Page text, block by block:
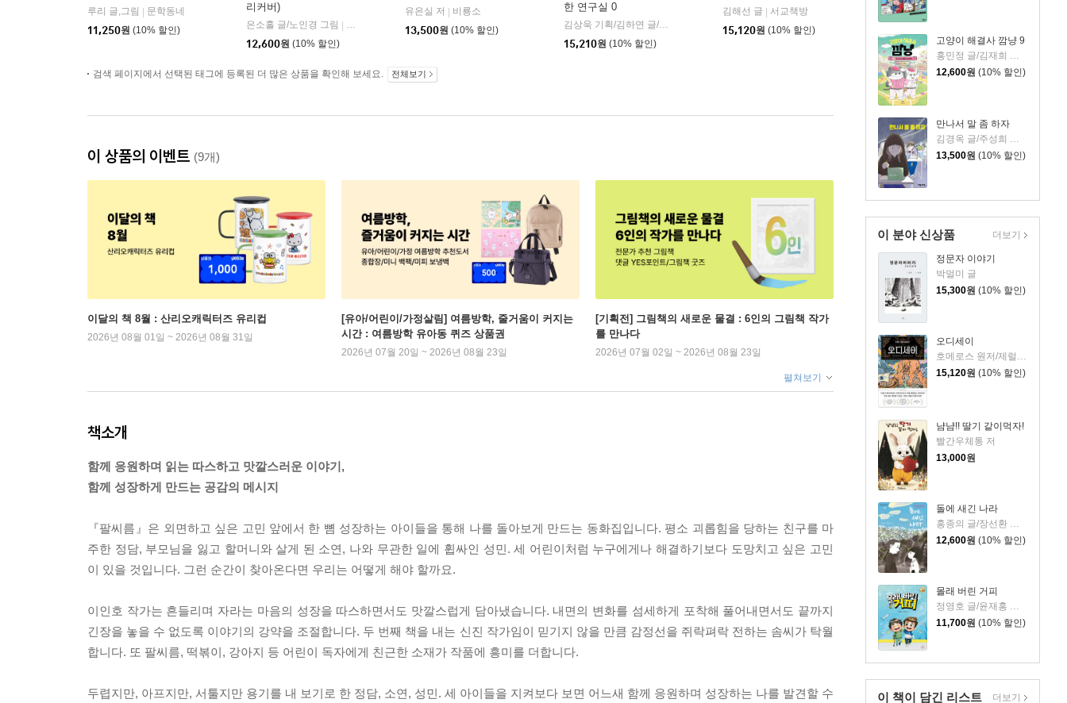
고양이 해결사 깜냥 9
홍민정 글/김재희 그림
12,600원 (10% 할인)
만나서 말 좀 하자
김경옥 글/주성희 그림
13,500원 (10% 할인)
이 분야 신상품
정문자 이야기
박멀미 글
15,300원 (10% 할인)
오디세이
호메로스 원저/제럴딘 매코크런 글/김재용 역/장시은 감수
15,120원 (10% 할인)
냠냠!! 딸기 같이먹자!
빨간우체통 저
13,000원
돌에 새긴 나라
홍종의 글/장선환 그림
12,600원 (10% 할인)
몰래 버린 거피
정영호 글/윤재홍 그림
11,700원 (10% 할인)
더보기
이 책이 담긴 리스트 더보기
루리 글,그림
문학동네
11,250원 (10% 할인)
리커버)
은소홀 글/노인경 그림
문학동네
12,600원 (10% 할인)
유은실 저
비룡소
13,500원 (10% 할인)
한 연구실 0
김상욱 기획/김하연 글/정순규 그림
아울북
15,210원 (10% 할인)
김해선 글
서교책방
15,120원 (10% 할인)
검색 페이지에서 선택된 태그에 등록된 더 많은 상품을 확인해 보세요. 전체보기
이 상품의 이벤트 (9개)
이달의 책 8월 : 산리오캐릭터즈 유리컵
2026년 08월 01일 ~ 2026년 08월 31일
[유아/어린이/가정살림] 여름방학, 줄거움이 커지는
시간 : 여름방학 유아동 퀴즈 상품권
2026년 07월 20일 ~ 2026년 08월 23일
[기획전] 그림책의 새로운 물결 : 6인의 그림책 작가
를 만나다
2026년 07월 02일 ~ 2026년 08월 23일
펼쳐보기
책소개
함께 응원하며 읽는 따스하고 맛깔스러운 이야기,
함께 성장하게 만드는 공감의 메시지
『팔씨름』은 외면하고 싶은 고민 앞에서 한 뼘 성장하는 아이들을 통해 나를 돌아보게 만드는 동화집입니다. 평소 괴롭힘을 당하는 친구를 마
주한 정담, 부모님을 잃고 할머니와 살게 된 소연, 나와 무관한 일에 휩싸인 성민. 세 어린이처럼 누구에게나 해결하기보다 도망치고 싶은 고민
이 있을 것입니다. 그런 순간이 찾아온다면 우리는 어떻게 해야 할까요.
이인호 작가는 흔들리며 자라는 마음의 성장을 따스하면서도 맛깔스럽게 담아냈습니다. 내면의 변화를 섬세하게 포착해 풀어내면서도 끝까지
긴장을 놓을 수 없도록 이야기의 강약을 조절합니다. 두 번째 책을 내는 신진 작가임이 믿기지 않을 만큼 감정선을 쥐락펴락 전하는 솜씨가 탁월
합니다. 또 팔씨름, 떡볶이, 강아지 등 어린이 독자에게 친근한 소재가 작품에 흥미를 더합니다.
두렵지만, 아프지만, 서툴지만 용기를 내 보기로 한 정담, 소연, 성민. 세 아이들을 지켜보다 보면 어느새 함께 응원하며 성장하는 나를 발견할 수